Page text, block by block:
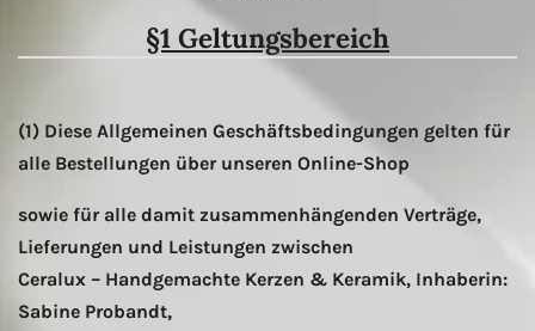
§1 Geltungsbereich
(1) Diese Allgemeinen Geschäftsbedingungen gelten für
alle Bestellungen über unseren Online-Shop
sowie für alle damit zusammenhängenden Verträge,
Lieferungen und Leistungen zwischen
Ceralux – Handgemachte Kerzen & Keramik, Inhaberin:
Sabine Probandt,